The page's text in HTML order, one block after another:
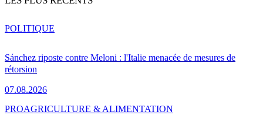
Sánchez riposte contre Meloni : l'Italie menacée de mesures de
rétorsion
07.08.2026
POLITIQUE
PROAGRICULTURE & ALIMENTATION